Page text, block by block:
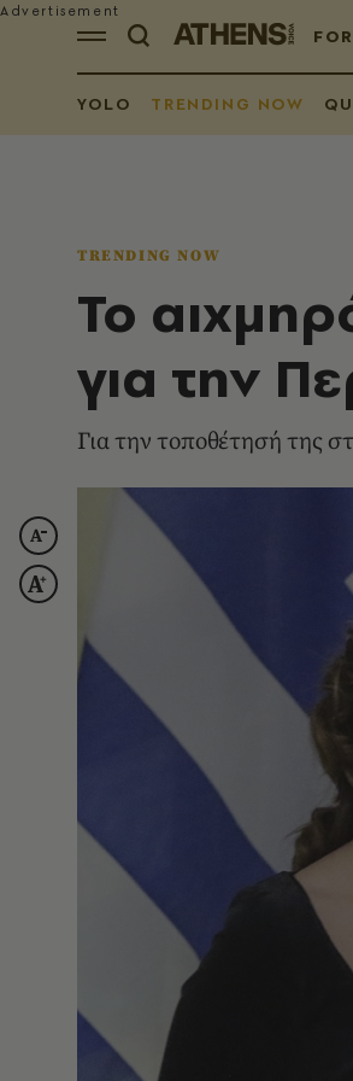
YOLO TRENDING NOW
TRENDING NOW
Το
για την
Για την τοποθέτησή της